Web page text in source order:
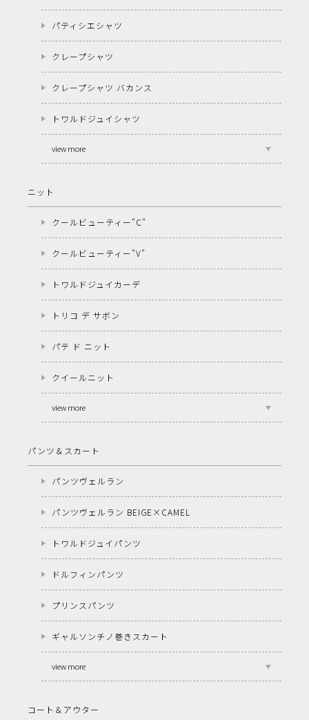
パティシエシャツ
クレープシャツ
クレープシャツ バカンス
トワルドジュイシャツ
view more
ニット
クールビューティー"C"
クールビューティー"V"
トワルドジュイカーデ
トリコ デ サボン
パテ ド ニット
クイールニット
view more
パンツ＆スカート
パンツヴェルラン
パンツヴェルラン BEIGE×CAMEL
トワルドジュイパンツ
ドルフィンパンツ
プリンスパンツ
ギャルソンチノ巻きスカート
view more
コート＆アウター